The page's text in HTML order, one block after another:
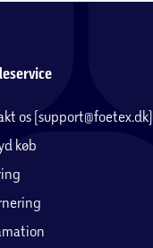
os (support@foetex.dk)
køb